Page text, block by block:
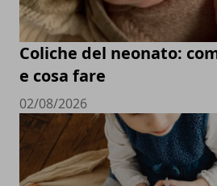
Coliche del neonato:
e cosa fare
02/08/2026